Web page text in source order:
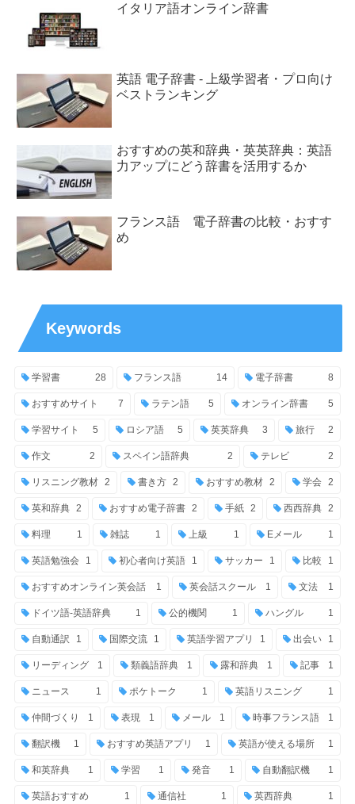
イタリア語オンライン辞書
英語 電子辞書 - 上級学習者・プロ向け
ベストランキング
おすすめの英和辞典・英英辞典：英語
力アップにどう辞書を活用するか
フランス語 電子辞書の比較・おすす
め
Keywords
学習書 28 フランス語 14 電子辞書 8
おすすめサイト 7 ラテン語 5 オンライン辞書 5
学習サイト 5 ロシア語 5 英英辞典 3 旅行 2
作文 2 スペイン語辞典 2 テレビ 2
リスニング教材 2 書き方 2 おすすめ教材 2 学会 2
英和辞典 2 おすすめ電子辞書 2 手紙 2 西西辞典 2
料理 1 雑誌 1 上級 1 Eメール 1
英語勉強会 1 初心者向け英語 1 サッカー 1 比較 1
おすすめオンライン英会話 1 英会話スクール 1 文法 1
ドイツ語-英語辞典 1 公的機関 1 ハングル 1
自動通訳 1 国際交流 1 英語学習アプリ 1 出会い 1
リーディング 1 類義語辞典 1 露和辞典 1 記事 1
ニュース 1 ポケトーク 1 英語リスニング 1
仲間づくり 1 表現 1 メール 1 時事フランス語 1
翻訳機 1 おすすめ英語アプリ 1 英語が使える場所 1
和英辞典 1 学習 1 発音 1 自動翻訳機 1
英語おすすめ 1 通信社 1 英西辞典 1